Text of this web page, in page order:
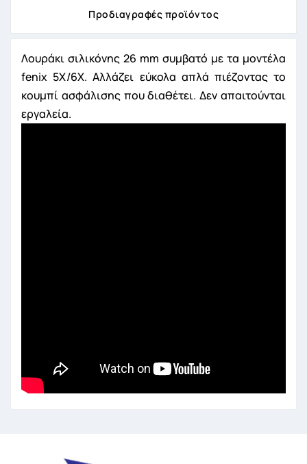
Προδιαγραφές προϊόντος
Λουράκι σιλικόνης 26 mm συμβατό με τα μοντέλα
fenix 5X/6X. Αλλάζει εύκολα απλά πιέζοντας το
κουμπί ασφάλισης που διαθέτει. Δεν απαιτούνται
εργαλεία.